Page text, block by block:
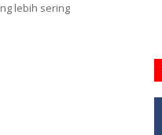
lebih sering